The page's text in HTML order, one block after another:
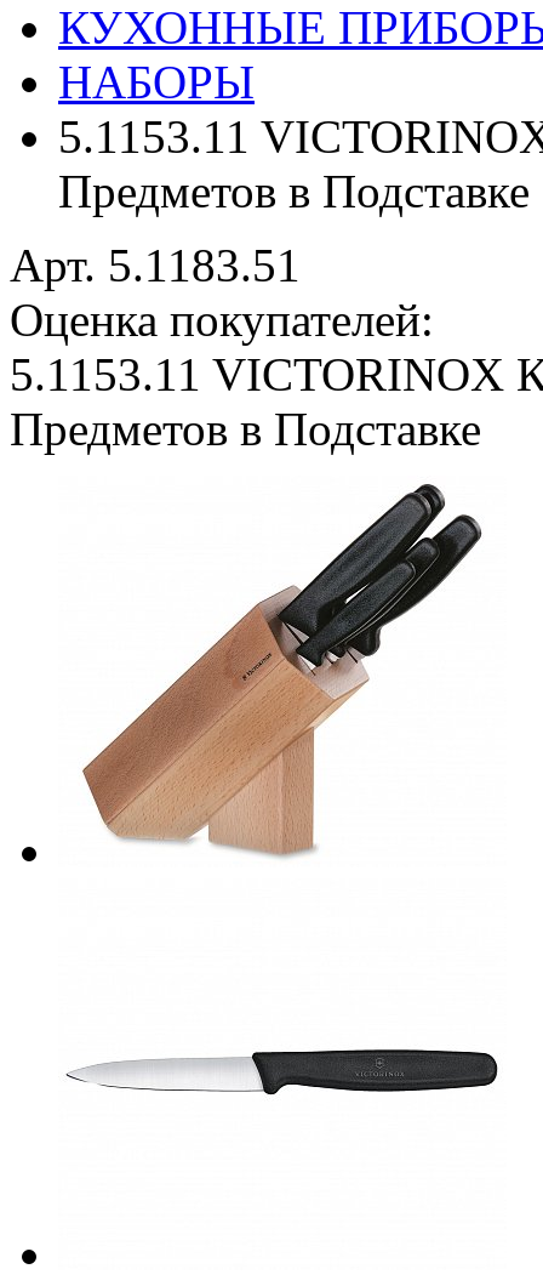
КУХОННЫЕ
НАБОРЫ
5.1153.11
Предметов в Подставке
Арт. 5.1183.51
Оценка покупателей:
5.1153.11 VICTORINOX
Предметов в Подставке